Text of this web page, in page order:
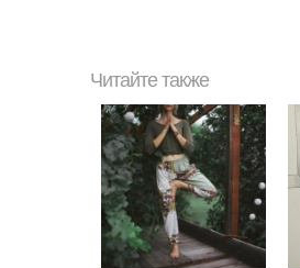
Читайте также